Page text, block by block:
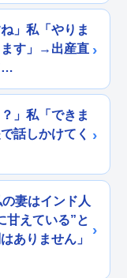
」私「やりま
ます」→出産直
…
」私「できま
話しかけてく
妻はインド人
甘えている”と
ありません」